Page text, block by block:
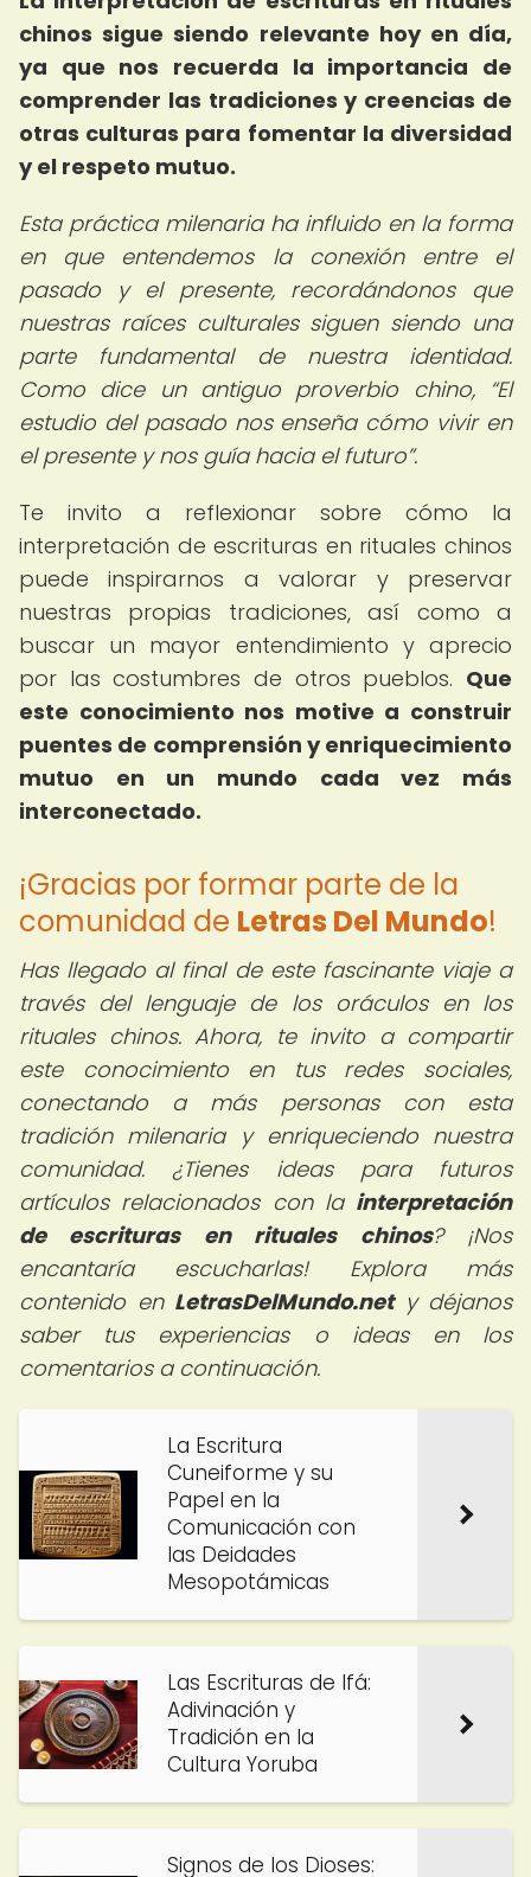
chinos sigue siendo relevante hoy en día,
ya que nos recuerda la importancia de
comprender las tradiciones y creencias de
otras culturas para fomentar la diversidad
y el respeto mutuo.
Esta práctica milenaria ha influido en la forma
en que entendemos la conexión entre el
pasado y el presente, recordándonos que
nuestras raíces culturales siguen siendo una
parte fundamental de nuestra identidad.
Como dice un antiguo proverbio chino,
El
estudio del pasado nos enseña cómo vivir en
el presente y nos guía hacia el futuro .
Te invito a reflexionar sobre cómo la
interpretación de escrituras en rituales chinos
puede inspirarnos a valorar y preservar
nuestras propias tradiciones, así como a
buscar un mayor entendimiento y aprecio
por las costumbres de otros pueblos. Que
este conocimiento nos motive a construir
puentes de comprensión y enriquecimiento
mutuo en un mundo cada vez más
interconectado.
¡Gracias por formar parte de la
comunidad de Letras Del Mundo!
Has llegado al final de este fascinante viaje a
través del lenguaje de los oráculos en los
rituales chinos. Ahora, te invito a compartir
este conocimiento en tus redes sociales,
conectando a más personas con esta
tradición milenaria y enriqueciendo nuestra
comunidad. ¿Tienes ideas para futuros
artículos relacionados con la interpretación
de escrituras en rituales chinos? ¡Nos
encantaría escucharlas! Explora más
contenido en LetrasDelMundo.nety déjanos
saber tus experiencias o ideas en los
comentarios a continuación.
La Escritura
Cuneiforme y su
Papel en la
Comunicación con
las Deidades
Mesopotámicas
Las Escrituras de Ifá:
Adivinación y
Tradición en la
Cultura Yoruba
Signos de los Dioses: